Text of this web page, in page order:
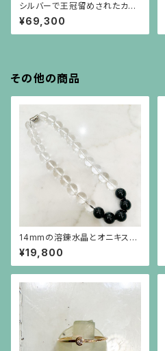
シルバーで王冠留めされたカボ
ーションのターコイズと葉の形
と彫りのトルマリンのペンダント
（チェーン別）
¥69,300
その他の商品
14mmの溶錬水晶とオニキスの
ネックレス
¥19,800